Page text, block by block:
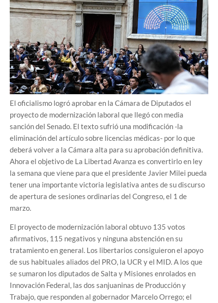
El oficialismo logró aprobar en la Cámara de Diputados el
proyecto de modernización laboral que llegó con media
sanción del Senado. El texto sufrió una modificación -la
eliminación del artículo sobre licencias médicas- por lo que
deberá volver a la Cámara alta para su aprobación definitiva.
Ahora el objetivo de La Libertad Avanza es convertirlo en ley
la semana que viene para que el presidente Javier Milei pueda
tener una importante victoria legislativa antes de su discurso
de apertura de sesiones ordinarias del Congreso, el 1 de
marzo.
El proyecto de modernización laboral obtuvo 135 votos
afirmativos, 115 negativos y ninguna abstención en su
tratamiento en general. Los libertarios consiguieron el apoyo
de sus habituales aliados del PRO, la UCR y el MID. A los que
se sumaron los diputados de Salta y Misiones enrolados en
Innovación Federal, las dos sanjuaninas de Producción y
Trabajo, que responden al gobernador Marcelo Orrego; el